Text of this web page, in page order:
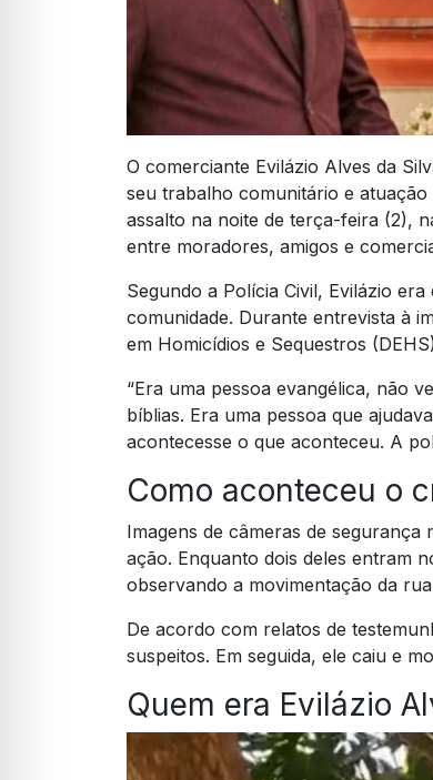
O comerciante Evilázio Alves da
seu trabalho comunitário e
assalto na noite de terça-feira (2),
entre moradores, amigos e
Segundo a Polícia Civil, Evilázio
comunidade. Durante entrevista à
em Homicídios e Sequestros
“Era uma pessoa evangélica, não
bíblias. Era uma pessoa que
acontecesse o que aconteceu. A
Como aconteceu o
Imagens de câmeras de
ação. Enquanto dois deles entram
observando a movimentação da
De acordo com relatos de
suspeitos. Em seguida, ele caiu e
Quem era Evilázio